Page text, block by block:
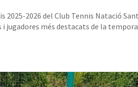
2025-2026 del Club Tennis Natació
jugadores més destacats de la